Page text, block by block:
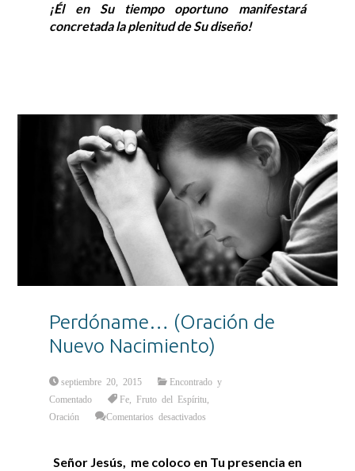
¡Él en Su tiempo oportuno manifestará
concretada la plenitud de Su diseño!
Perdóname… (Oración de
Nuevo Nacimiento)
septiembre 20, 2015
Encontrado y
Comentado
Fe Fruto del Espíritu
Oración
Comentarios desactivados
Nacimiento)
Señor Jesús, me coloco en Tu presencia en